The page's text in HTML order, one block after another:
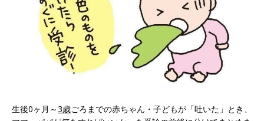
生後0ヶ月～3歳ごろまでの赤ちゃん・子どもが「吐いた」とき、